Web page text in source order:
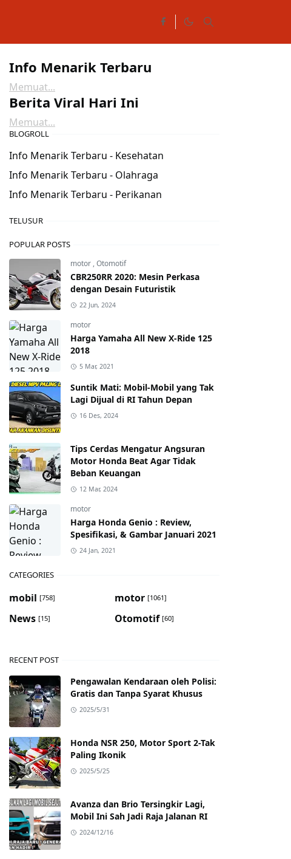
Info Menarik Terbaru
Memuat...
Berita Viral Hari Ini
Memuat...
BLOGROLL
Info Menarik Terbaru - Kesehatan
Info Menarik Terbaru - Olahraga
Info Menarik Terbaru - Perikanan
TELUSUR
POPULAR POSTS
motor ,Otomotif
CBR250RR 2020: Mesin Perkasa
dengan Desain Futuristik
22 Jun, 2024
motor
Harga Yamaha All New X-Ride 125
2018
5 Mar, 2021
Suntik Mati: Mobil-Mobil yang Tak
Lagi Dijual di RI Tahun Depan
16 Des, 2024
Tips Cerdas Mengatur Angsuran
Motor Honda Beat Agar Tidak
Beban Keuangan
12 Mar, 2024
motor
Harga Honda Genio : Review,
Spesifikasi, & Gambar Januari 2021
24 Jan, 2021
CATEGORIES
mobil [758] motor [1061]
News [15] Otomotif [60]
RECENT POST
Pengawalan Kendaraan oleh Polisi:
Gratis dan Tanpa Syarat Khusus
2025/5/31
Honda NSR 250, Motor Sport 2-Tak
Paling Ikonik
2025/5/25
Avanza dan Brio Tersingkir Lagi,
Mobil Ini Sah Jadi Raja Jalanan RI
2024/12/16